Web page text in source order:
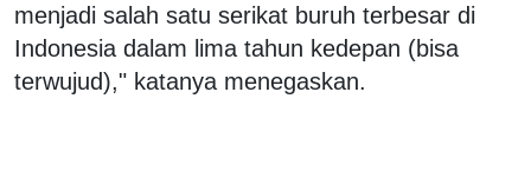
menjadi salah satu serikat buruh terbesar di
Indonesia dalam lima tahun kedepan (bisa
terwujud)," katanya menegaskan.